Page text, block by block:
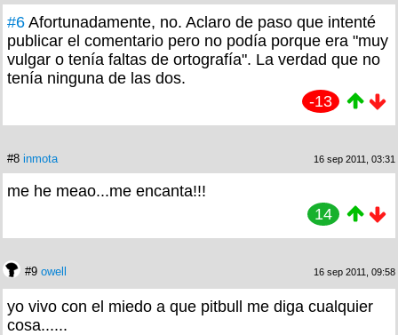
#6 Afortunadamente, no. Aclaro de paso que intenté
publicar el comentario pero no podía porque era "muy
vulgar o tenía faltas de ortografía". La verdad que no
tenía ninguna de las dos.
-13
#8 inmota 16 sep 2011, 03:31
me he meao...me encanta!!!
14
#9 owell 16 sep 2011, 09:58
yo vivo con el miedo a que pitbull me diga cualquier
cosa......